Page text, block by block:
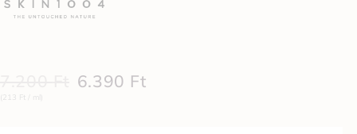
6.390 Ft
(213 Ft / ml)